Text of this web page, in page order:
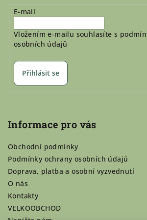
E-mail
Vložením e-mailu souhlasíte s
osobních údajů
Přihlásit se
Informace pro vás
Obchodní podmínky
Podmínky ochrany osobních údajů
Doprava, platba a osobní vyzvednutí
O nás
Kontakty
VELKOOBCHOD